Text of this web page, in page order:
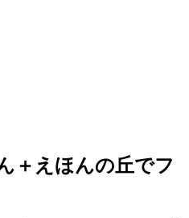
＋えほんの丘でフ